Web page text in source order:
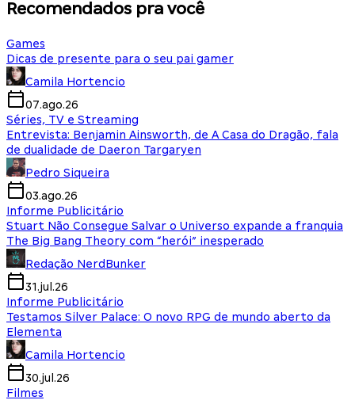
Recomendados pra você
Games
Dicas de presente para o seu pai gamer
Camila Hortencio
07.ago.26
Séries, TV e Streaming
Entrevista: Benjamin Ainsworth, de A Casa do Dragão, fala
de dualidade de Daeron Targaryen
Pedro Siqueira
03.ago.26
Informe Publicitário
Stuart Não Consegue Salvar o Universo expande a franquia
The Big Bang Theory com “herói” inesperado
Redação NerdBunker
31.jul.26
Informe Publicitário
Testamos Silver Palace: O novo RPG de mundo aberto da
Elementa
Camila Hortencio
30.jul.26
Filmes